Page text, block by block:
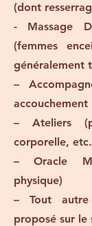
(dont
- Massage
(femmes
généralement
–
accouchement
– Ateliers
corporelle,
– Oracle
physique)
– Tout
proposé sur le